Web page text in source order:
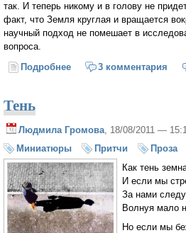
так. И теперь никому и в голову не
факт, что Земля круглая и вращается
научный подход не помешает в
вопроса.
Подробнее о Научный подход
3 комментария
Тень
Людмила Громова , 18/08/2011 —
Миниатюры
Притчи Проза
Как тень
И если мы
За нами
Волнуя мало
Но если мы